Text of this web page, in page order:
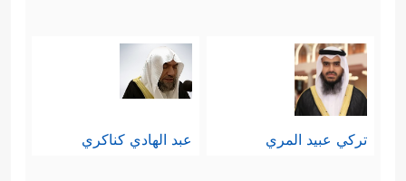
تركي عبيد المري عبد الهادي كناكري